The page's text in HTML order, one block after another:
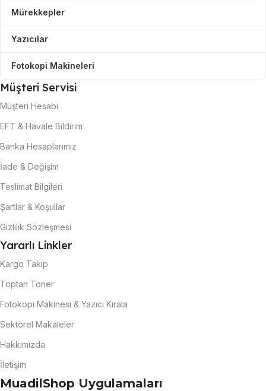
Mürekkepler
Yazıcılar
Fotokopi Makineleri
Müşteri Servisi
Müşteri Hesabı
EFT & Havale Bildirim
Banka Hesaplarımız
İade & Değişim
Teslimat Bilgileri
Şartlar & Koşullar
Gizlilik Sözleşmesi
Yararlı Linkler
Kargo Takip
Toptan Toner
Fotokopi Makinesi & Yazıcı Kirala
Sektörel Makaleler
Hakkımızda
İletişim
MuadilShop Uygulamaları